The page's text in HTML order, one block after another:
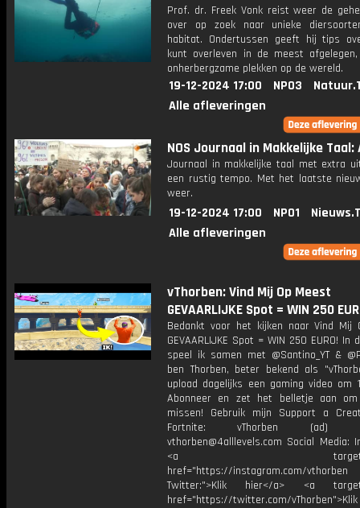
Prof. dr. Freek Vonk reist weer de
over op zoek naar unieke
habitat. Ondertussen geeft hij tips
kunt overleven in de meest
onherbergzame plekken op de wereld.
19-12-2024 17:00 NPO3
Alle afleveringen
NOS Journaal in Makkelijke
Journaal in makkelijke taal met extra
een rustig tempo. Met het laatste
weer.
19-12-2024 17:00 NPO1
Alle afleveringen
vThorben: Vind Mij Op Meest
GEVAARLIJKE Spot = WIN 250
Bedankt voor het kijken naar Vind Mij
GEVAARLIJKE Spot = WIN 250 EURO! In
speel ik samen met @Santino_YT &
ben Thorben, beter bekend als
upload dagelijks een gaming video om
Abonneer en zet het belletje aan
missen! Gebruik mijn Support a
Fortnite: vThorben (ad)
vthorben@4alllevels.com Social Media:
<a
href="https://instagram.com/vthorben
Twitter:">Klik hier</a> <a
href="https://twitter.com/